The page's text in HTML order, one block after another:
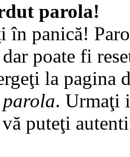
parola!
în panică!
poate fi
la pagina
. Urmaţi
puteţi